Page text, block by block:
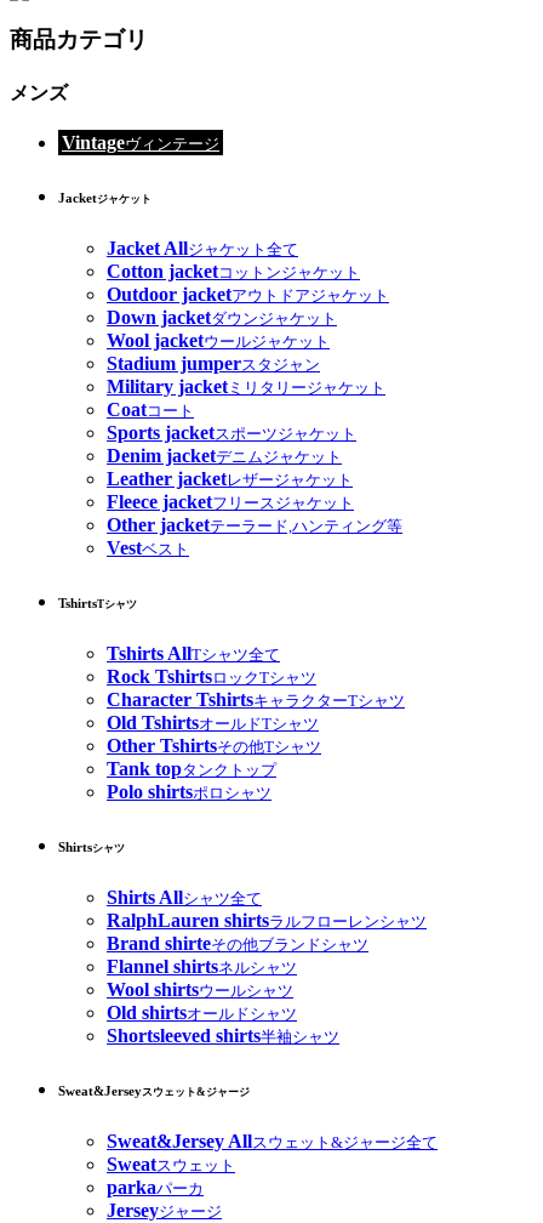
商品カテゴリ
メンズ
Vintageヴィンテージ
Jacketジャケット
Jacket Allジャケット全て
Cotton jacketコットンジャケット
Outdoor jacketアウトドアジャケット
Down jacketダウンジャケット
Wool jacketウールジャケット
Stadium jumperスタジャン
Military jacketミリタリージャケット
Coatコート
Sports jacketスポーツジャケット
Denim jacketデニムジャケット
Leather jacketレザージャケット
Fleece jacketフリースジャケット
Other jacketテーラード,ハンティング等
Vestベスト
TshirtsTシャツ
Tshirts AllTシャツ全て
Rock TshirtsロックTシャツ
Character TshirtsキャラクターTシャツ
Old TshirtsオールドTシャツ
Other Tshirtsその他Tシャツ
Tank topタンクトップ
Polo shirtsポロシャツ
Shirtsシャツ
Shirts Allシャツ全て
RalphLauren shirtsラルフローレンシャツ
Brand shirteその他ブランドシャツ
Flannel shirtsネルシャツ
Wool shirtsウールシャツ
Old shirtsオールドシャツ
Shortsleeved shirts半袖シャツ
Sweat&Jerseyスウェット&ジャージ
Sweat&Jersey Allスウェット&ジャージ全て
Sweatスウェット
parkaパーカ
Jerseyジャージ